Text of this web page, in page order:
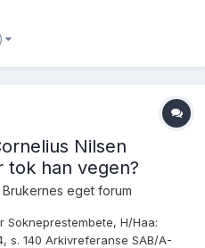
1815 og gift med Mons
Nilsen
tok han vegen?
Brukernes eget forum
Sokneprestembete, H/Haa:
s. 140 Arkivreferanse SAB/A-